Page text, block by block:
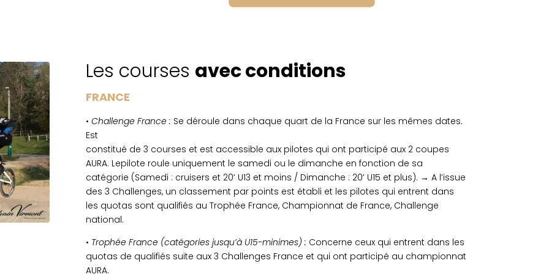
équipes constituées par les pilotes.
sur 1 journée afin de favoriser la
jeunes compétiteurs au niveau régional.
par zones. Ainsi, les clubs de la Loire et
Les courses avec conditions
FRANCE
•Challenge France : Se déroule dans chaque quart de la France sur les mêmes dates.
Est
constitué de 3 courses et est accessible aux pilotes qui ont participé aux 2 coupes
AURA. Lepilote roule uniquement le samedi ou le dimanche en fonction de sa
catégorie (Samedi : cruisers et 20’ U13 et moins / Dimanche : 20’ U15 et plus). → A l’issue
des 3 Challenges, un classement par points est établi et les pilotes qui entrent dans
les quotas sont qualifiés au Trophée France, Championnat de France, Challenge
national.
• Trophée France (catégories jusqu’à U15-minimes) : Concerne ceux qui entrent dans les
quotas de qualifiés suite aux 3 Challenges France et qui ont participé au championnat
AURA.